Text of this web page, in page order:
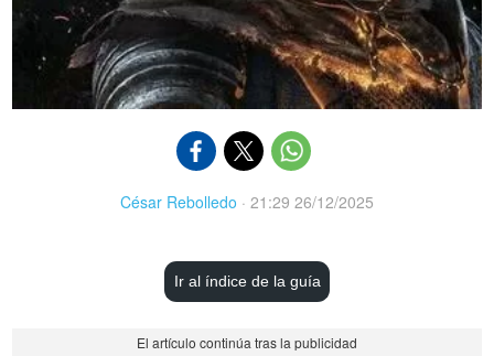
César Rebolledo · 21:29 26/12/2025
Ir al índice de la guía